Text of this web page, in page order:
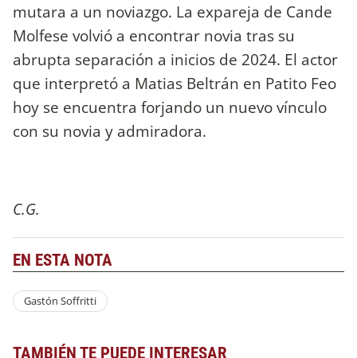
mutara a un noviazgo. La expareja de Cande
Molfese volvió a encontrar novia tras su
abrupta separación a inicios de 2024. El actor
que interpretó a Matias Beltrán en Patito Feo
hoy se encuentra forjando un nuevo vínculo
con su novia y admiradora.
C.G.
EN ESTA NOTA
Gastón Soffritti
TAMBIÉN TE PUEDE INTERESAR